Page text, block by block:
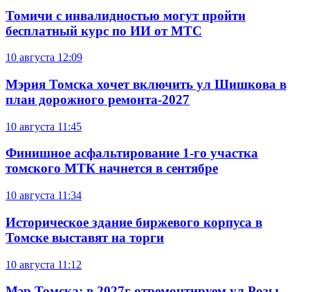
Томичи с инвалидностью могут пройти
бесплатный курс по ИИ от МТС
10 августа 12:09
Мэрия Томска хочет включить ул Шишкова в
план дорожного ремонта-2027
10 августа 11:45
Финишное асфальтирование 1-го участка
томского МТК начнется в сентябре
10 августа 11:34
Историческое здание биржевого корпуса в
Томске выставят на торги
10 августа 11:12